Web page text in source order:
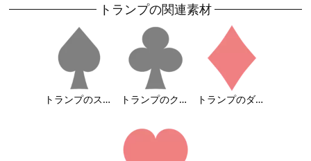
トランプの関連素材
トランプのスペード柄 トランプのクローバー柄 トランプのダイヤ柄